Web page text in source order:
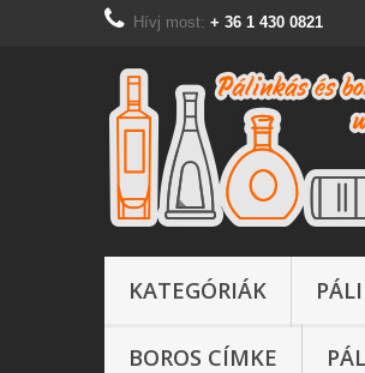
Hívj most: + 36 1 430 0821
KATEGÓRIÁK
BOROS CÍMKE